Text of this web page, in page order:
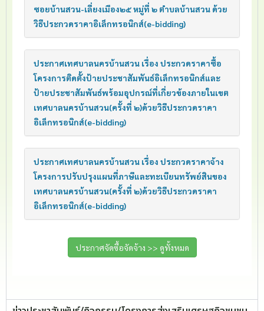
ซอยบ้านสวน-เลี่ยงเมือง๒๕ หมู่ที่ ๒ ตำบลบ้านสวน ด้วย
วิธีประกวดราคาอิเล็กทรอนิกส์(e-bidding)
ประกาศเทศบาลนครบ้านสวน เรื่อง ประกวดราคาซื้อ
โครงการติดตั้งป้ายประชาสัมพันธ์อิเล็กทรอนิกส์และ
ป้ายประชาสัมพันธ์พร้อมอุปกรณ์ที่เกี่ยวข้องภายในเขต
เทศบาลนครบ้านสวน(ครั้งที่ ๒)ด้วยวิธีประกวดราคา
อิเล็กทรอนิกส์(e-bidding)
ประกาศเทศบาลนครบ้านสวน เรื่อง ประกวดราคาจ้าง
โครงการปรับปรุงแผนที่ภาษีและทะเบียนทรัพย์สินของ
เทศบาลนครบ้านสวน(ครั้งที่ ๒)ด้วยวิธีประกวดราคา
อิเล็กทรอนิกส์(e-bidding)
ประกาศจัดซื้อจัดจ้าง >> ดูทั้งหมด